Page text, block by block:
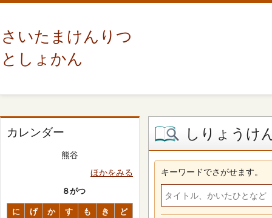
さいたまけんりつ
としょかん
カレンダー
熊谷
ほかをみる
８がつ
に
げ
か
す
も
き
ど
しりょうけ
キーワードでさがせます。